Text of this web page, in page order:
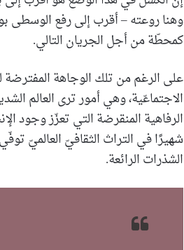
وهنا روعته – أقرب إلى رفع الوسطى
كمحطّة من أجل الجريان التالي.
على الرغم من تلك الوجاهة المفترضة
الاجتماعّية، وهي أمور ترى العالم
الرفاهية المنقرضة التي تعزّز وجود
الشذرات الرائعة.